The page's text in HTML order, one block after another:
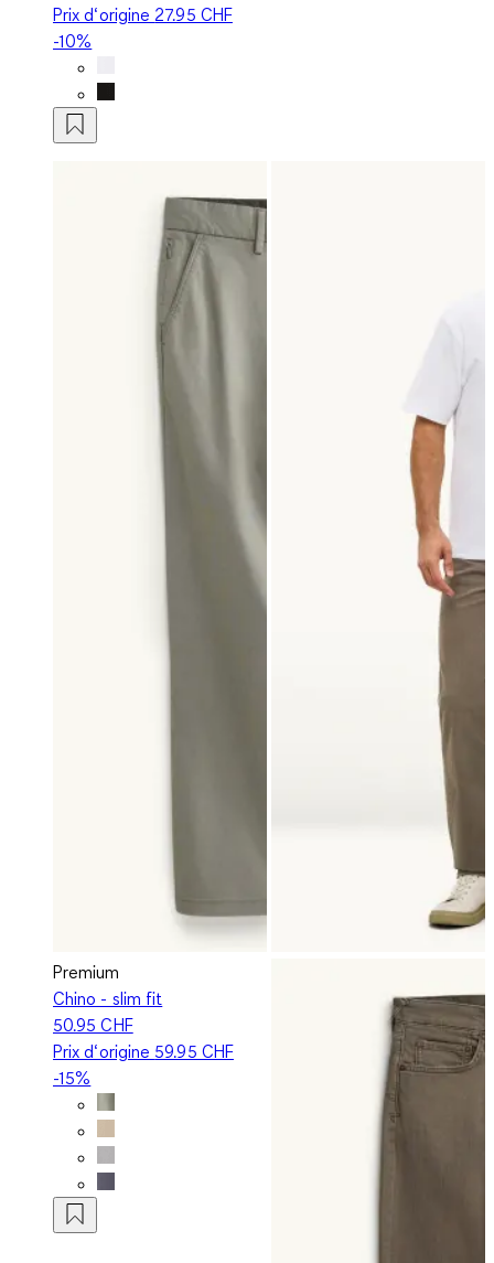
Prix d‘origine 27.95 CHF
-10%
Premium
Chino - slim fit
50.95 CHF
Prix d‘origine 59.95 CHF
-15%